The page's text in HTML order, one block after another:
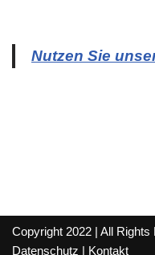
Nutzen Sie
Copyright 2022 | All Rights
Datenschutz | Kontakt